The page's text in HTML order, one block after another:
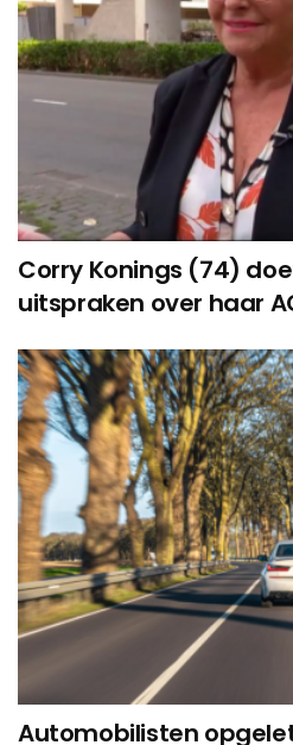
Corry Konings (74)
uitspraken over haar
Automobilisten